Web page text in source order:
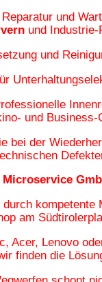
und
und Industrie-
und
und Business-
bei der
Microservice
durch
am
Acer, Lenovo
finden die